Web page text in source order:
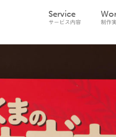
Service
サービス内容 制作